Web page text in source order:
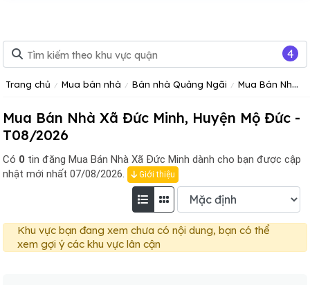
Trang chủ Mua bán nhà Bán nhà Quảng Ngãi Mua Bán Nhà Huyện Mộ Đức Tỉnh Quảng Ngãi
Mua Bán Nhà Xã Đức Minh, Huyện Mộ Đức -
T08/2026
Có 0 tin đăng Mua Bán Nhà Xã Đức Minh dành cho bạn được cập
nhật mới nhất 07/08/2026.
Giới thiệu
Khu vực bạn đang xem chưa có nội dung, bạn có thể
xem gợi ý các khu vực lân cận
4